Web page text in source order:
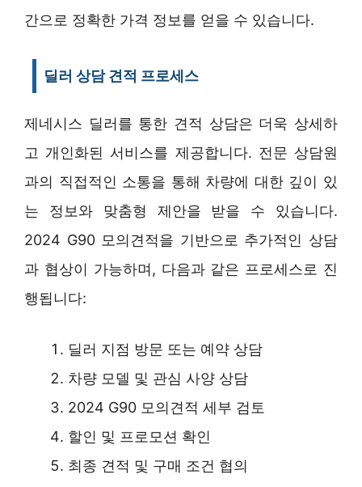
간으로 정확한 가격 정보를 얻을 수 있습니다.
딜러 상담 견적 프로세스
제네시스 딜러를 통한 견적 상담은 더욱 상세하
고 개인화된 서비스를 제공합니다. 전문 상담원
과의 직접적인 소통을 통해 차량에 대한 깊이 있
는 정보와 맞춤형 제안을 받을 수 있습니다.
2024 G90 모의견적을 기반으로 추가적인 상담
과 협상이 가능하며, 다음과 같은 프로세스로 진
행됩니다:
딜러 지점 방문 또는 예약 상담
차량 모델 및 관심 사양 상담
2024 G90 모의견적 세부 검토
할인 및 프로모션 확인
최종 견적 및 구매 조건 협의